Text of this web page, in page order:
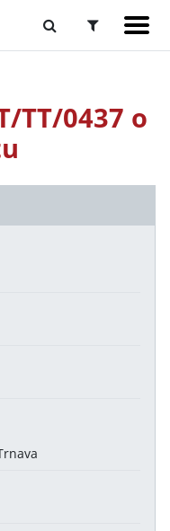
TT/0437 o